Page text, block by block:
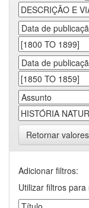
Retornar valores
Adicionar filtros:
Utilizar filtros